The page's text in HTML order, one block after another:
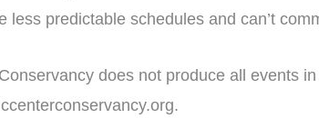
predictable schedules and can’t
does not produce all events